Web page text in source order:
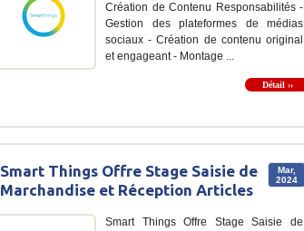
Création de Contenu Responsabilités -
Gestion des plateformes de médias
sociaux - Création de contenu original
et engageant - Montage ...
Détail ››
Mar,
2024
Smart Things Offre Stage Saisie de
Marchandise et Réception Articles
Smart Things Offre Stage Saisie de